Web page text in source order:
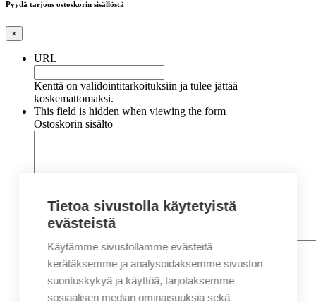
Pyydä tarjous ostoskorin sisällöstä
×
URL
Kenttä on validointitarkoituksiin ja tulee jättää
koskemattomaksi.
This field is hidden when viewing the form
Ostoskorin sisältö
Nimi*
Etunimi
Sukunimi
Tietoa sivustolla käytetyistä
evästeistä
Käytämme sivustollamme evästeitä
kerätäksemme ja analysoidaksemme sivuston
suorituskykyä ja käyttöä, tarjotaksemme
sosiaalisen median ominaisuuksia sekä